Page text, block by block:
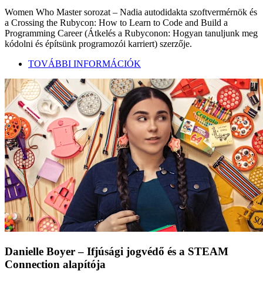
Women Who Master sorozat – Nadia autodidakta szoftvermérnök és
a Crossing the Rubycon: How to Learn to Code and Build a
Programming Career (Átkelés a Rubyconon: Hogyan tanuljunk meg
kódolni és építsünk programozói karriert) szerzője.
TOVÁBBI INFORMÁCIÓK
Danielle Boyer – Ifjúsági jogvédő és a STEAM
Connection alapítója